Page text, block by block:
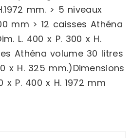
mm. > 5 niveaux
mm > 12 caisses Athéna
L. 400 x P. 300 x H.
Athéna volume 30 litres
x H. 325 mm.)Dimensions
x P. 400 x H. 1972 mm